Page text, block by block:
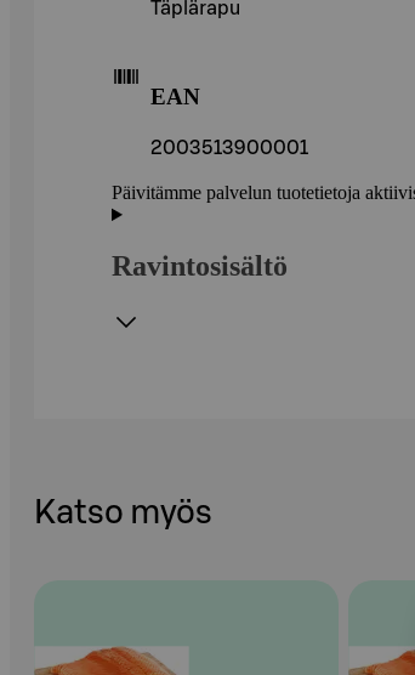
Täplärapu
EAN
2003513900001
Päivitämme palvelun tuotetietoja
Ravintosisältö
Katso myös